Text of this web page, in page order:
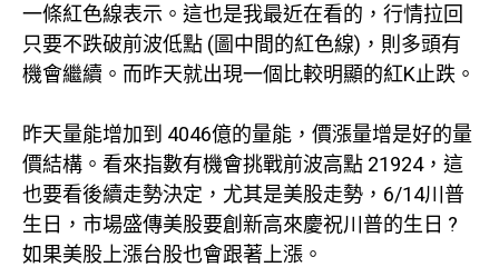
一條紅色線表示。這也是我最近在看的，行情拉回
只要不跌破前波低點 (圖中間的紅色線)，則多頭有
機會繼續。而昨天就出現一個比較明顯的紅K止跌。
昨天量能增加到 4046億的量能，價漲量增是好的量
價結構。看來指數有機會挑戰前波高點 21924，這
也要看後續走勢決定，尤其是美股走勢，6/14川普
生日，市場盛傳美股要創新高來慶祝川普的生日 ?
如果美股上漲台股也會跟著上漲。